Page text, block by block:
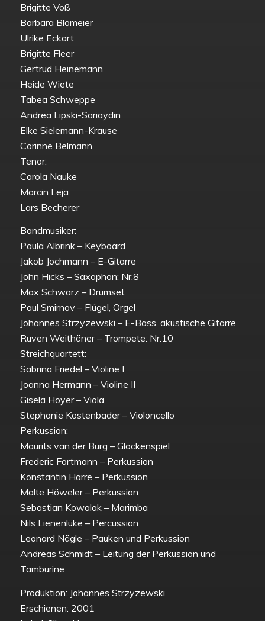
Brigitte Voß
Barbara Blomeier
Ulrike Eckart
Brigitte Fleer
Gertrud Heinemann
Heide Wiete
Tabea Schweppe
Andrea Lipski-Sariaydin
Elke Sielemann-Krause
Corinne Belmann
Tenor:
Carola Nauke
Marcin Leja
Lars Becherer
Bandmusiker:
Paula Albrink – Keyboard
Jakob Jochmann – E-Gitarre
John Hicks – Saxophon: Nr.8
Max Schwarz – Drumset
Paul Smirnov – Flügel, Orgel
Johannes Strzyzewski – E-Bass, akustische Gitarre
Ruven Weithöner – Trompete: Nr.10
Streichquartett:
Sabrina Friedel – Violine I
Joanna Hermann – Violine II
Gisela Hoyer – Viola
Stephanie Kostenbader – Violoncello
Perkussion:
Maurits van der Burg – Glockenspiel
Frederic Fortmann – Perkussion
Konstantin Harre – Perkussion
Malte Höweler – Perkussion
Sebastian Kowalak – Marimba
Nils Lienenlüke – Percussion
Leonard Nägle – Pauken und Perkussion
Andreas Schmidt – Leitung der Perkussion und
Tamburine
Produktion: Johannes Strzyzewski
Erschienen: 2001